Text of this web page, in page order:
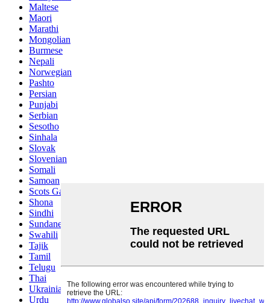
Maltese
Maori
Marathi
Mongolian
Burmese
Nepali
Norwegian
Pashto
Persian
Punjabi
Serbian
Sesotho
Sinhala
Slovak
Slovenian
Somali
Samoan
Scots Gaelic
Shona
Sindhi
Sundanese
Swahili
Tajik
Tamil
Telugu
Thai
Ukrainian
Urdu